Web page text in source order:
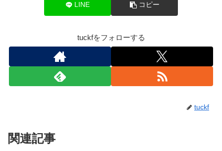
LINE コピー
tuckfをフォローする
tuckf
関連記事